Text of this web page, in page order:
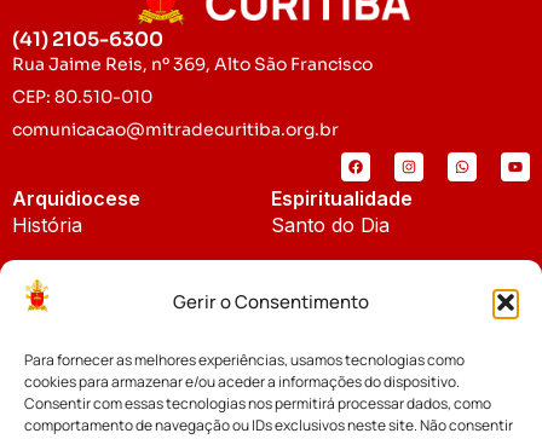
Gerir o Consentimento
Para fornecer as melhores experiências, usamos tecnologias como
cookies para armazenar e/ou aceder a informações do dispositivo.
Consentir com essas tecnologias nos permitirá processar dados, como
comportamento de navegação ou IDs exclusivos neste site. Não consentir
(41) 2105-6300
Rua Jaime Reis, nº 369, Alto São Francisco
CEP: 80.510-010
comunicacao@mitradecuritiba.org.br
Arquidiocese
História
Padroeira
Espiritualidade
Santo do Dia
Notícias
Notícias da Arquidiocese
Cúria Diocesana
Fundo Diocesano